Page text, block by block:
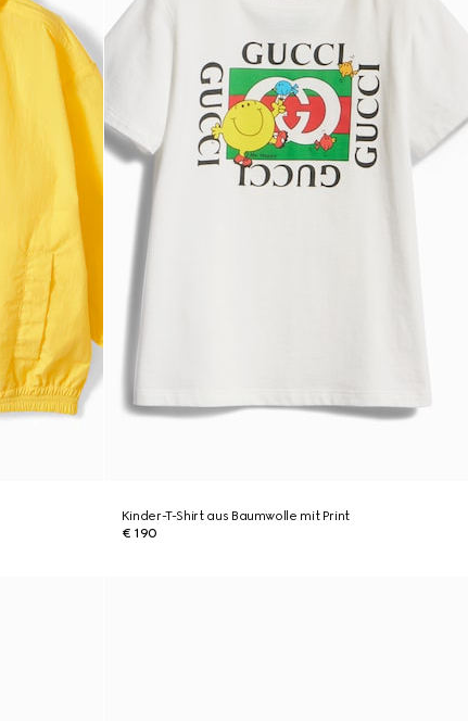
Kinder-T-Shirt aus Baumwolle mit Print
€ 190